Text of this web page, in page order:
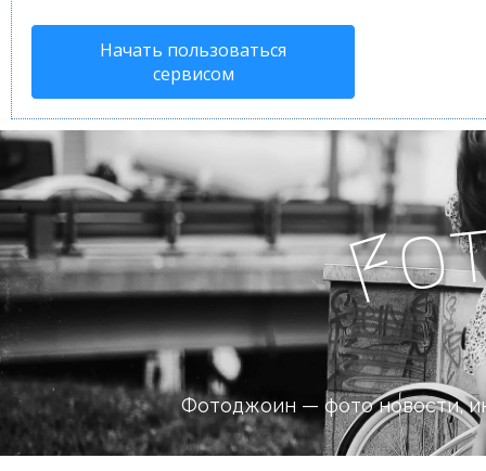
Начать пользоваться
сервисом
Fo
Фотоджоин — фото новости,